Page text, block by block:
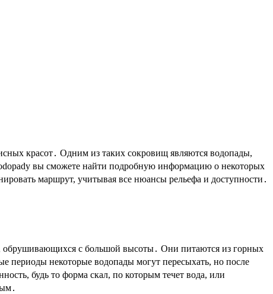
вы сможете найти подробную информацию о некоторых
маршрут, учитывая все нюансы рельефа и доступности․
обрушивающихся с большой высоты․ Они питаются из горных
периоды некоторые водопады могут пересыхать, но после
будь то форма скал, по которым течет вода, или